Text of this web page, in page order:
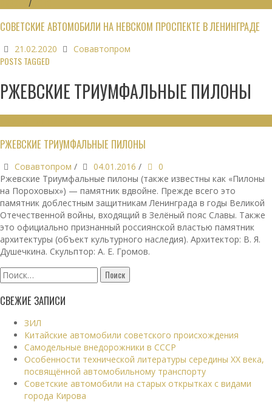
/
СОВЕТСКИЕ АВТОМОБИЛИ НА НЕВСКОМ ПРОСПЕКТЕ В ЛЕНИНГРАДЕ
21.02.2020 Совавтопром
POSTS TAGGED
РЖЕВСКИЕ ТРИУМФАЛЬНЫЕ ПИЛОНЫ
РЖЕВСКИЕ ТРИУМФАЛЬНЫЕ ПИЛОНЫ
Совавтопром / 04.01.2016 /
0
Ржевские Триумфальные пилоны (также известны как «Пилоны
на Пороховых») — памятник вдвойне. Прежде всего это
памятник доблестным защитникам Ленинграда в годы Великой
Отечественной войны, входящий в Зелёный пояс Славы. Также
это официально признанный россиянской властью памятник
архитектуры (объект культурного наследия). Архитектор: В. Я.
Душечкина. Скульптор: А. Е. Громов.
Найти:
СВЕЖИЕ ЗАПИСИ
ЗИЛ
Китайские автомобили советского происхождения
Самодельные внедорожники в СССР
Особенности технической литературы середины XX века,
посвящённой автомобильному транспорту
Советские автомобили на старых открытках с видами
города Кирова